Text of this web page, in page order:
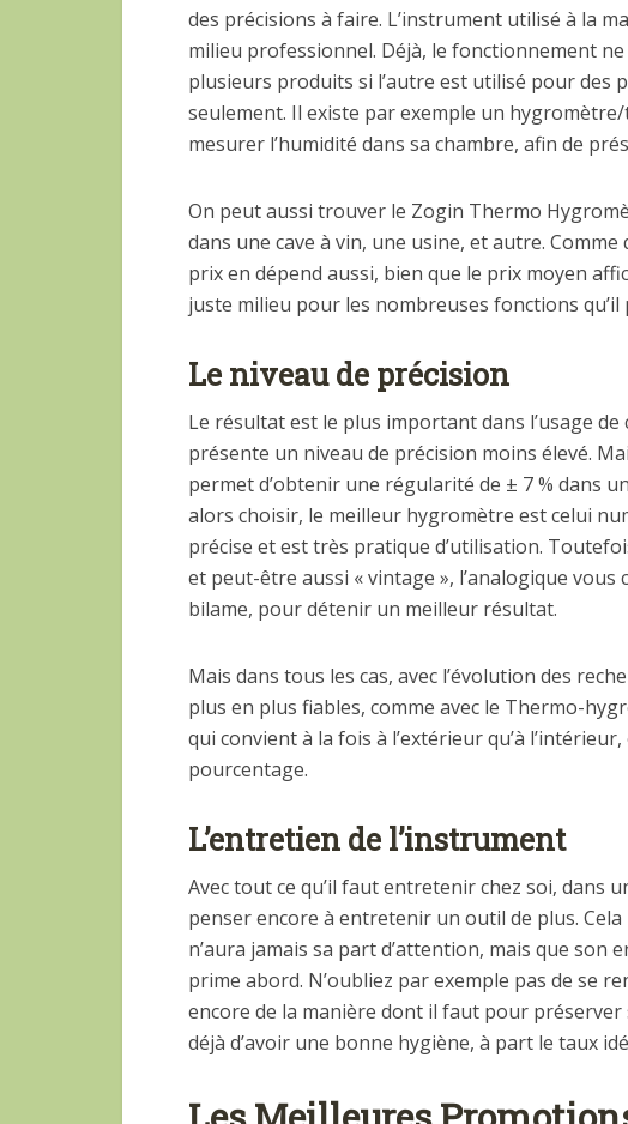
des précisions à faire. L’instrument utilisé à la
milieu professionnel. Déjà, le fonctionnement ne
plusieurs produits si l’autre est utilisé pour des
seulement. Il existe par exemple un
mesurer l’humidité dans sa chambre, afin de
On peut aussi trouver le Zogin Thermo
dans une cave à vin, une usine, et autre.
prix en dépend aussi, bien que le prix moyen
juste milieu pour les nombreuses fonctions
Le niveau de précision
Le résultat est le plus important dans l’usage
présente un niveau de précision moins élevé.
permet d’obtenir une régularité de ± 7 % dans
alors choisir, le meilleur hygromètre est celui
précise et est très pratique d’utilisation.
et peut-être aussi « vintage », l’analogique
bilame, pour détenir un meilleur résultat.
Mais dans tous les cas, avec l’évolution des
plus en plus fiables, comme avec le Thermo-
qui convient à la fois à l’extérieur qu’à
pourcentage.
L’entretien de l’instrument
Avec tout ce qu’il faut entretenir chez soi, dans
penser encore à entretenir un outil de plus.
n’aura jamais sa part d’attention, mais que son
prime abord. N’oubliez par exemple pas de se
encore de la manière dont il faut pour préserver
déjà d’avoir une bonne hygiène, à part le taux